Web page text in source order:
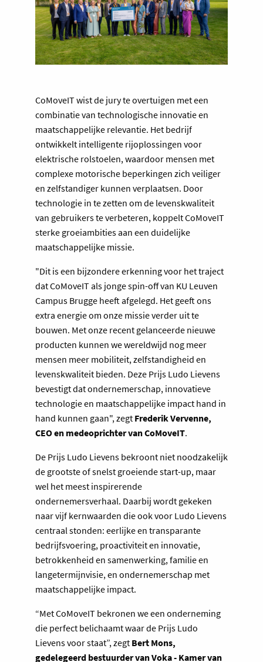
CoMoveIT wist de jury te overtuigen met een
combinatie van technologische innovatie en
maatschappelijke relevantie. Het bedrijf
ontwikkelt intelligente rijoplossingen voor
elektrische rolstoelen, waardoor mensen met
complexe motorische beperkingen zich veiliger
en zelfstandiger kunnen verplaatsen. Door
technologie in te zetten om de levenskwaliteit
van gebruikers te verbeteren, koppelt CoMoveIT
sterke groeiambities aan een duidelijke
maatschappelijke missie.
"Dit is een bijzondere erkenning voor het traject
dat CoMoveIT als jonge spin-off van KU Leuven
Campus Brugge heeft afgelegd. Het geeft ons
extra energie om onze missie verder uit te
bouwen. Met onze recent gelanceerde nieuwe
producten kunnen we wereldwijd nog meer
mensen meer mobiliteit, zelfstandigheid en
levenskwaliteit bieden. Deze Prijs Ludo Lievens
bevestigt dat ondernemerschap, innovatieve
technologie en maatschappelijke impact hand in
hand kunnen gaan", zegt Frederik Vervenne,
CEO en medeoprichter van CoMoveIT.
De Prijs Ludo Lievens bekroont niet noodzakelijk
de grootste of snelst groeiende start-up, maar
wel het meest inspirerende
ondernemersverhaal. Daarbij wordt gekeken
naar vijf kernwaarden die ook voor Ludo Lievens
centraal stonden: eerlijke en transparante
bedrijfsvoering, proactiviteit en innovatie,
betrokkenheid en samenwerking, familie en
langetermijnvisie, en ondernemerschap met
maatschappelijke impact.
“Met CoMoveIT bekronen we een onderneming
die perfect belichaamt waar de Prijs Ludo
Lievens voor staat”, zegt Bert Mons,
gedelegeerd bestuurder van Voka - Kamer van